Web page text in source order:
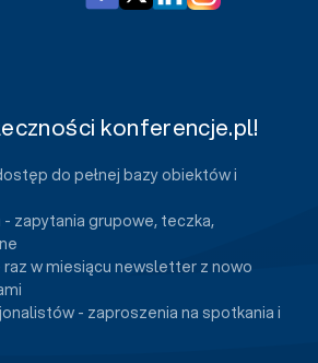
konferencje.pl!
do pełnej bazy obiektów i
zapytania grupowe, teczka,
raz w miesiącu newsletter z nowo
- zaproszenia na spotkania i